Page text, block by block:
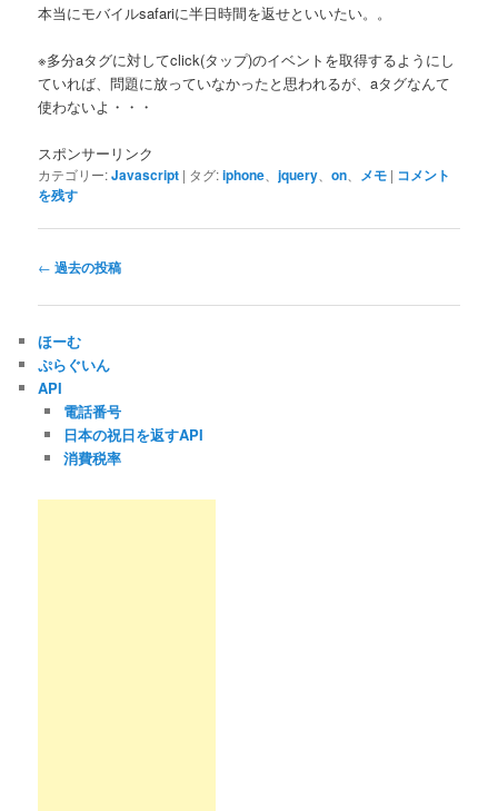
本当にモバイルsafariに半日時間を返せといいたい。。
※多分aタグに対してclick(タップ)のイベントを取得するようにし
ていれば、問題に放っていなかったと思われるが、aタグなんて
使わないよ・・・
スポンサーリンク
カテゴリー:Javascript | タグ:iphone 、jquery 、on メモ | コメント
を残す
投
ナ
ビ
ゲ
ー
シ
ョ
ン
← 過去の投稿
ほーむ
ぷらぐいん
API
電話番号
日本の祝日を返すAPI
消費税率